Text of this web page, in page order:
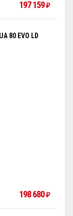
197 159₽
80 EVO LD
198 680₽